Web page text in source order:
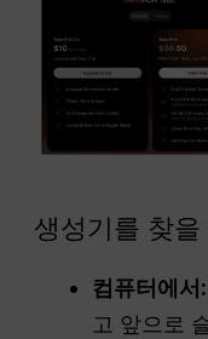
생성기를 찾
컴퓨터에서:
고 앞으로